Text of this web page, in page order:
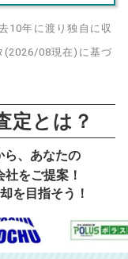
10年に渡り独自に収
(2026/08現在)に基づ
定とは？
ら、あなたの
社をご提案！
を目指そう！